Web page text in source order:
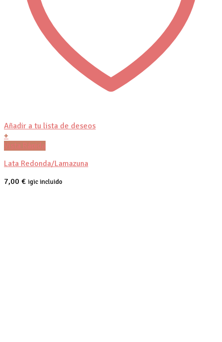
Añadir a tu lista de deseos
+
Vista Rápida
Lata Redonda/Lamazuna
7,00 € igic incluido